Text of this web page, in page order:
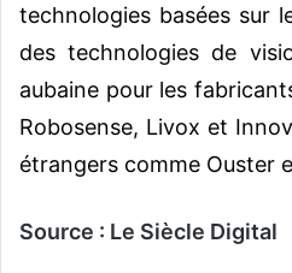
technologies basées sur
des technologies de
aubaine pour les
Robosense, Livox et
étrangers comme Ouster
Source : Le Siècle Digital